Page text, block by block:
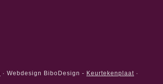
· Webdesign BiboDesign - Keurtekenplaat ·